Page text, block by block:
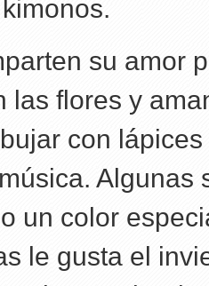
su amor
las flores y
con
Algunas
un color
le gusta el